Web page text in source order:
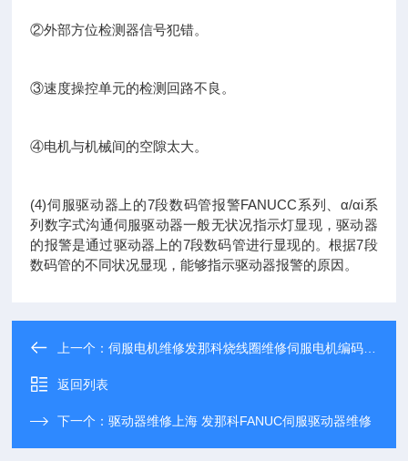
②外部方位检测器信号犯错。
③速度操控单元的检测回路不良。
④电机与机械间的空隙太大。
(4)伺服驱动器上的7段数码管报警FANUCC系列、α/αi系
列数字式沟通伺服驱动器一般无状况指示灯显现，驱动器
的报警是通过驱动器上的7段数码管进行显现的。根据7段
数码管的不同状况显现，能够指示驱动器报警的原因。
上一个：伺服电机维修发那科烧线圈维修伺服电机编码器报警维修
返回列表
下一个：驱动器维修上海 发那科FANUC伺服驱动器维修